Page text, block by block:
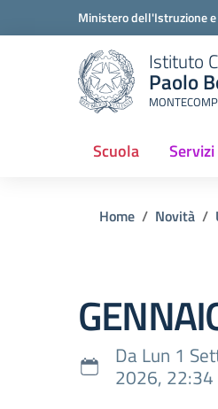
Ministero dell'Istruzione
Istituto
Paolo
Scuola Servizi
Home Novità
Da Lun 1
2026, 22:34